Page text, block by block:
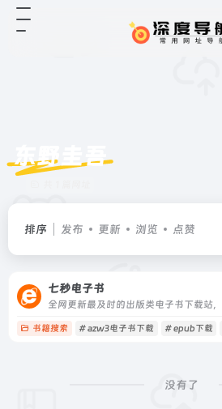
东野圭吾
排序 发布 更新 浏览 点赞
七秒电子书
书籍搜索 # azw3电子书下载 # epub下载
没有了